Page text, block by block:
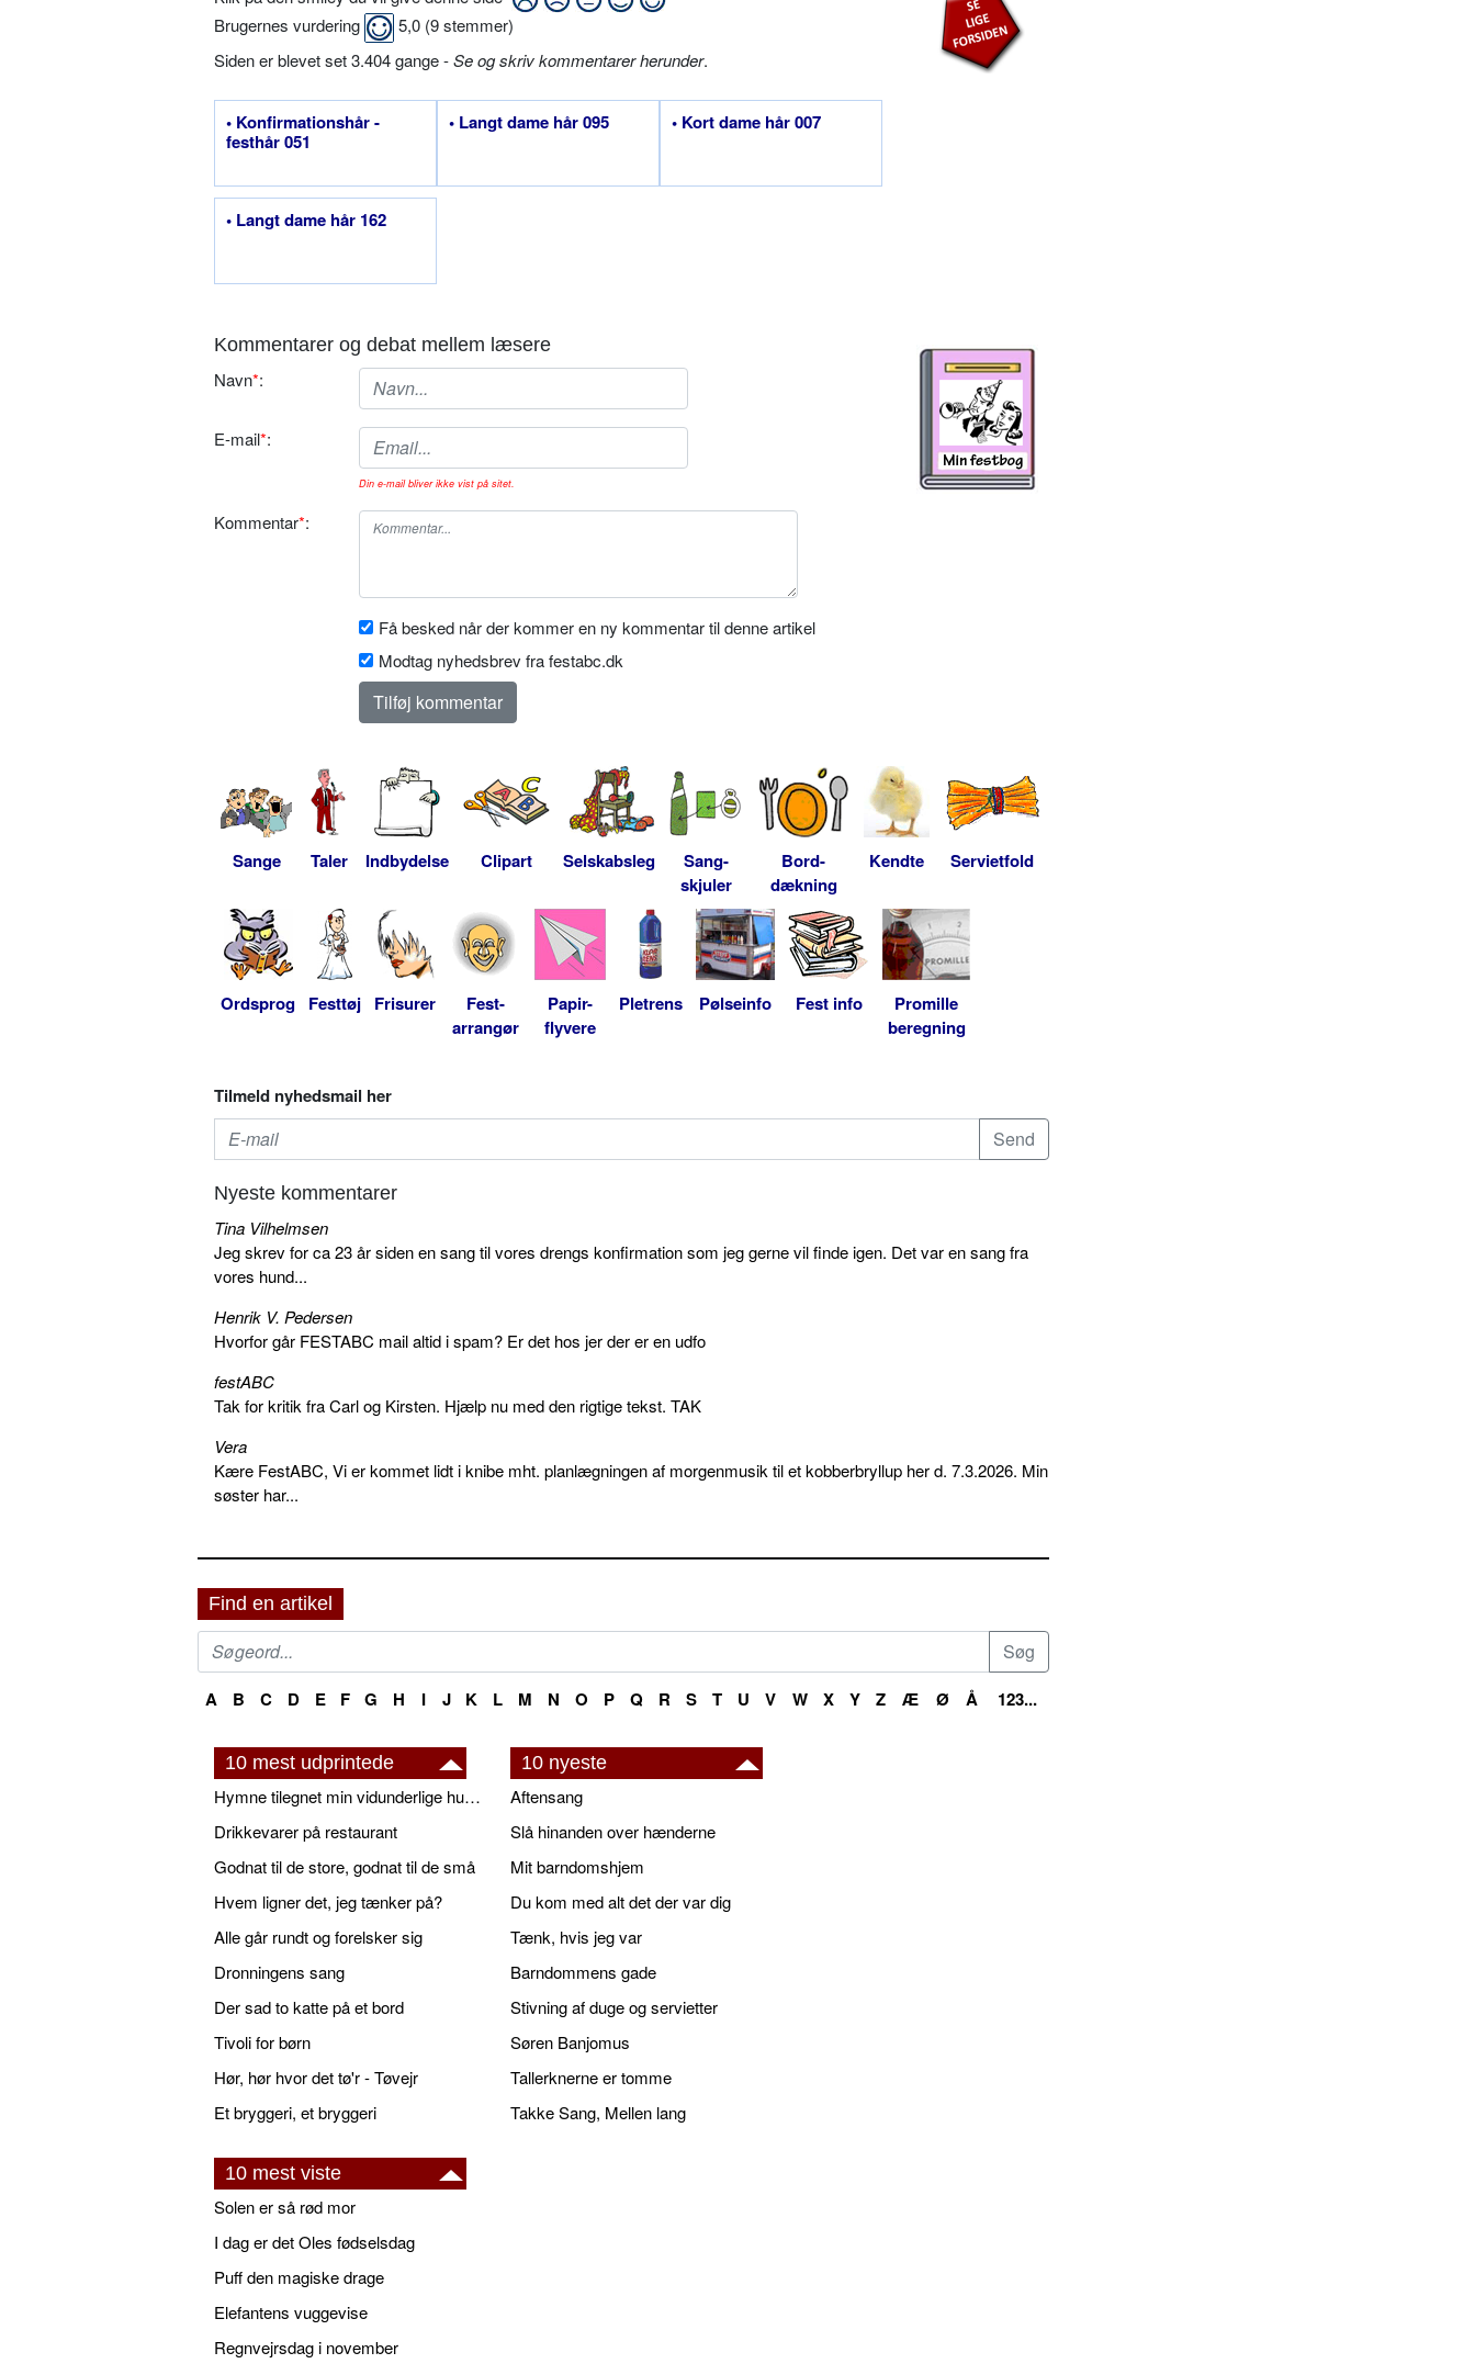
Brugernes vurdering
5,0 (9stemmer)
Siden er blevet set 3.404 gange -Se og skriv kommentarer herunder.
• Konfirmationshår -
festhår 051
• Langt dame hår 095 • Kort dame hår 007
• Langt dame hår 162
Kommentarer og debat mellem læsere
Navn*:
E-mail*:
Din e-mail bliver ikke vist på sitet.
Kommentar*:
Få besked når der kommer en ny kommentar til denne artikel
Modtag nyhedsbrev fra festabc.dk
Sange Taler Indbydelse Clipart Selskabsleg
Sang-
skjuler
Bord-
dækning
Kendte Servietfold
Ordsprog Festtøj Frisurer
Fest-
arrangør
Papir-
flyvere
Pletrens Pølseinfo Fest info
Promille
beregning
Tilmeld nyhedsmail her
Nyeste kommentarer
Tina Vilhelmsen
Jeg skrev for ca 23 år siden en sang til vores drengs konfirmation som jeg gerne vil finde igen. Det var en sang fra
vores hund...
Henrik V. Pedersen
Hvorfor går FESTABC mail altid i spam? Er det hos jer der er en udfo
festABC
Tak for kritik fra Carl og Kirsten. Hjælp nu med den rigtige tekst. TAK
Vera
Kære FestABC, Vi er kommet lidt i knibe mht. planlægningen af morgenmusik til et kobberbryllup her d. 7.3.2026. Min
søster har...
Find en artikel
A B C D E F G H I J K L M N O P Q R S T U V W X Y Z Æ Ø Å 123...
10 mest udprintede
Hymne tilegnet min vidunderlige husbond
Drikkevarer på restaurant
Godnat til de store, godnat til de små
Hvem ligner det, jeg tænker på?
Alle går rundt og forelsker sig
Dronningens sang
Der sad to katte på et bord
Tivoli for børn
Hør, hør hvor det tø'r - Tøvejr
Et bryggeri, et bryggeri
10 nyeste
Aftensang
Slå hinanden over hænderne
Mit barndomshjem
Du kom med alt det der var dig
Tænk, hvis jeg var
Barndommens gade
Stivning af duge og servietter
Søren Banjomus
Tallerknerne er tomme
Takke Sang, Mellen lang
10 mest viste
Solen er så rød mor
I dag er det Oles fødselsdag
Puff den magiske drage
Elefantens vuggevise
Regnvejrsdag i november